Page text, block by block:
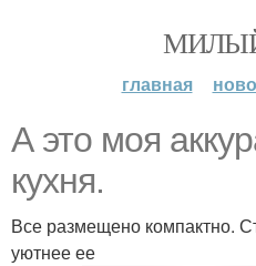
главная
А это моя
кухня.
Все размещено компактно.
уютнее ее